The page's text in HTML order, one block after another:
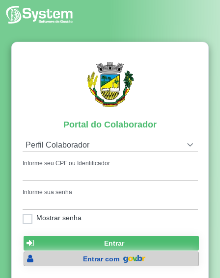
Portal do Colaborador
Perfil Colaborador
Informe seu CPF ou Identificador
Informe sua senha
Mostrar senha
Entrar
Entrar com